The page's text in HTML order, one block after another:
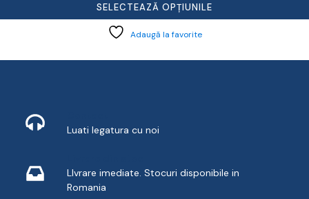
SELECTEAZĂ OPȚIUNILE
Adaugă la favorite
Luati legatura cu noi
LIvrare imediate. Stocuri disponibile in
Romania